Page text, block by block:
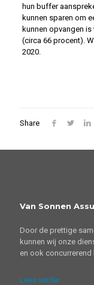
hun buffer
kunnen sparen om
kunnen opvangen
(circa 66 procent).
2020.
Share
Van Sonnen
Door de prettige
kunnen wij onze
en ook concurrerend
Lees verder